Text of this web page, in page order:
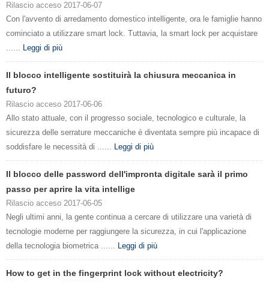
Rilascio acceso 2017-06-07
Con l'avvento di arredamento domestico intelligente, ora le famiglie hanno
cominciato a utilizzare smart lock. Tuttavia, la smart lock per acquistare
...... Leggi di più
Il blocco intelligente sostituirà la chiusura meccanica in
futuro?
Rilascio acceso 2017-06-06
Allo stato attuale, con il progresso sociale, tecnologico e culturale, la
sicurezza delle serrature meccaniche è diventata sempre più incapace di
soddisfare le necessità di ...... Leggi di più
Il blocco delle password dell'impronta digitale sarà il primo
passo per aprire la vita intellige
Rilascio acceso 2017-06-05
Negli ultimi anni, la gente continua a cercare di utilizzare una varietà di
tecnologie moderne per raggiungere la sicurezza, in cui l'applicazione
della tecnologia biometrica ...... Leggi di più
How to get in the fingerprint lock without electricity?